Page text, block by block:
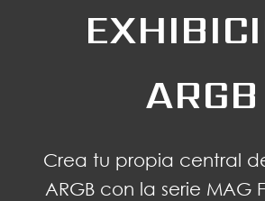
ARGB
Crea tu propia central
ARGB con la serie MAG